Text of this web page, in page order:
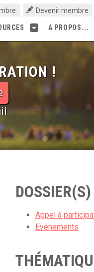
Devenir membre
A PROPOS...
!
DOSSIER(S)
Appel à
Evénements